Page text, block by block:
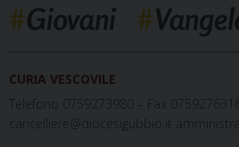
CURIA VESCOVILE
Telefono 0759273980 – Fax 0759276316
cancelliere@diocesigubbio.it